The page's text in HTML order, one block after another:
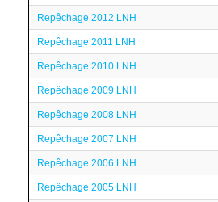
Repêchage 2012 LNH
Repêchage 2011 LNH
Repêchage 2010 LNH
Repêchage 2009 LNH
Repêchage 2008 LNH
Repêchage 2007 LNH
Repêchage 2006 LNH
Repêchage 2005 LNH